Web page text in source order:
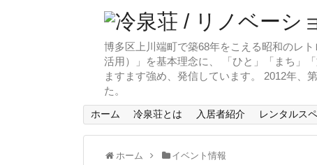
博多区上川端町で築68年をこえる昭和のレ
活用）」を基本理念に、 「ひと」「まち」
ますます強め、発信しています。 2012年、
た。
ホーム 冷泉荘とは 入居者紹介 レンタルス
ホーム イベント情報